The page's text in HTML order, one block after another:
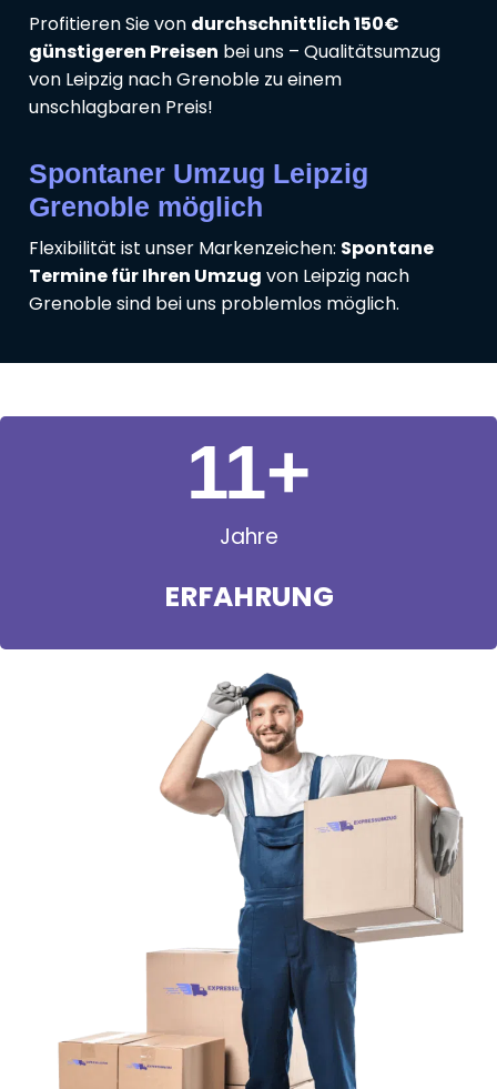
Profitieren Sie von durchschnittlich 150€
günstigeren Preisen bei uns – Qualitätsumzug
von Leipzig nach Grenoble zu einem
unschlagbaren Preis!
Spontaner Umzug Leipzig
Grenoble möglich
Flexibilität ist unser Markenzeichen: Spontane
Termine für Ihren Umzug von Leipzig nach
Grenoble sind bei uns problemlos möglich.
Jahre
ERFAHRUNG
11+